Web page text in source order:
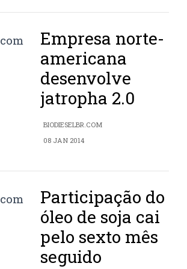
Empresa norte-
americana
desenvolve
jatropha 2.0
BIODIESELBR.COM
08 JAN 2014
Participação do
óleo de soja cai
pelo sexto mês
seguido